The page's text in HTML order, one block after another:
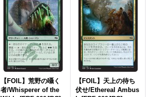
【FOIL】荒野の囁く
者/Whisperer of the
【FOIL】天上の待ち
伏せ/Ethereal Ambus